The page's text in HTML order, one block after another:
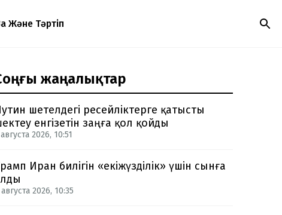
Және Тәртіп
жаңалықтар
шетелдегі ресейліктерге қатысты
енгізетін заңға қол қойды
2026, 10:51
Иран билігін «екіжүзділік» үшін сынға
2026, 10:35